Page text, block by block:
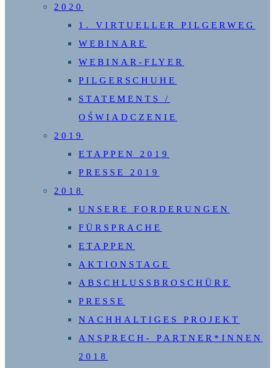
2020
1. VIRTUELLER PILGERWEG
WEBINARE
WEBINAR-FLYER
PILGERSCHUHE
STATEMENTS /
OŚWIADCZENIE
2019
ETAPPEN 2019
PRESSE 2019
2018
UNSERE FORDERUNGEN
FÜRSPRACHE
ETAPPEN
AKTIONSTAGE
ABSCHLUSSBROSCHÜRE
PRESSE
NACHHALTIGES PROJEKT
ANSPRECH- PARTNER*INNEN
2018